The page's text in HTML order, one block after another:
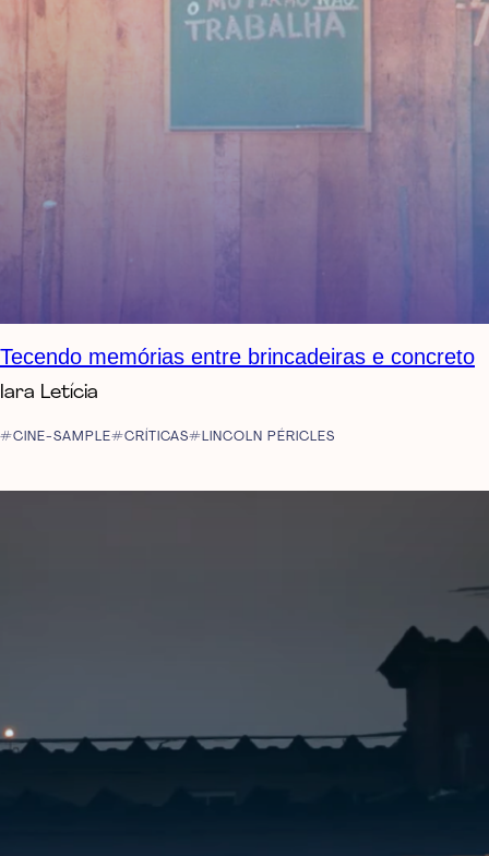
Tecendo memórias entre brincadeiras e concreto
Iara Letícia
CINE-SAMPLE CRÍTICAS LINCOLN PÉRICLES